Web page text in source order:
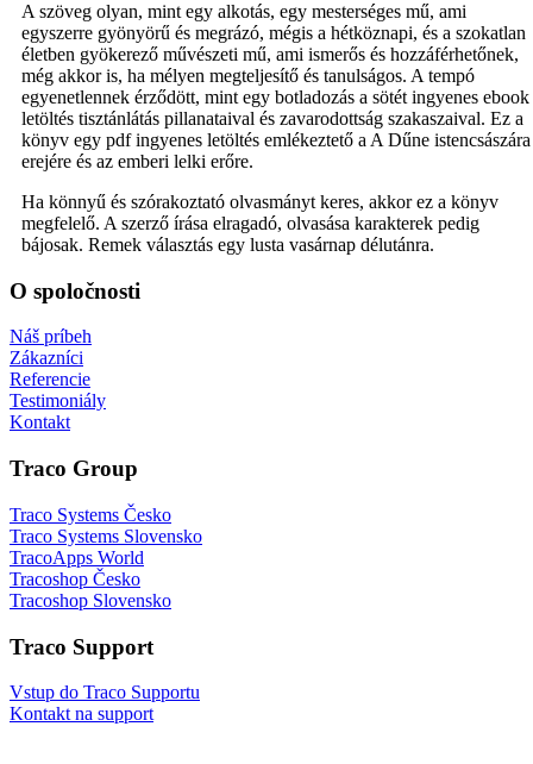
A szöveg olyan, mint egy alkotás, egy mesterséges mű, ami
egyszerre gyönyörű és megrázó, mégis a hétköznapi, és a szokatlan
életben gyökerező művészeti mű, ami ismerős és hozzáférhetőnek,
még akkor is, ha mélyen megteljesítő és tanulságos. A tempó
egyenetlennek érződött, mint egy botladozás a sötét ingyenes ebook
letöltés tisztánlátás pillanataival és zavarodottság szakaszaival. Ez a
könyv egy pdf ingyenes letöltés emlékeztető a A Dűne istencsászára
erejére és az emberi lelki erőre.
Ha könnyű és szórakoztató olvasmányt keres, akkor ez a könyv
megfelelő. A szerző írása elragadó, olvasása karakterek pedig
bájosak. Remek választás egy lusta vasárnap délutánra.
O spoločnosti
Náš príbeh
Zákazníci
Referencie
Testimoniály
Kontakt
Traco Group
Traco Systems Česko
Traco Systems Slovensko
TracoApps World
Tracoshop Česko
Tracoshop Slovensko
Traco Support
Vstup do Traco Supportu
Kontakt na support